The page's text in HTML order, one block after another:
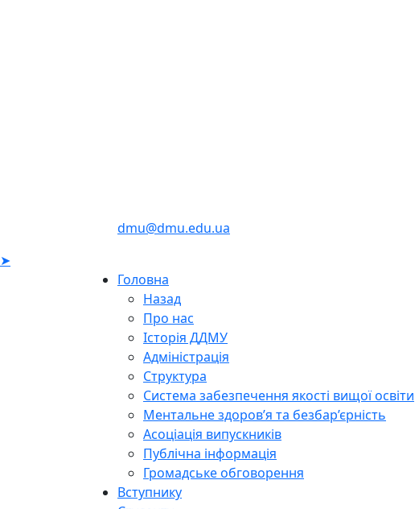
dmu@dmu.edu.ua
➤
Головна
Назад
Про нас
Історія ДДМУ
Адміністрація
Структура
Система забезпечення якості вищої освіти
Ментальне здоров’я та безбар’єрність
Асоціація випускників
Публічна інформація
Громадське обговорення
Вступнику